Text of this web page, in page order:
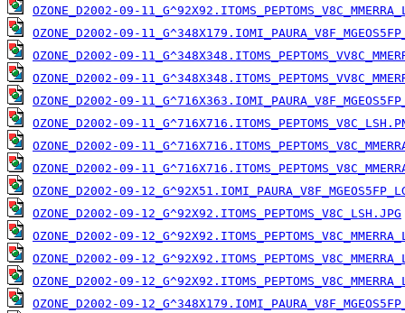
OZONE_D2002-09-
OZONE_D2002-09-
OZONE_D2002-09-
OZONE_D2002-09-
OZONE_D2002-09-
OZONE_D2002-09-
OZONE_D2002-09-
OZONE_D2002-09-
OZONE_D2002-09-
OZONE_D2002-09-12_G^92X92.ITOMS_PEPTOMS_V8C_LSH.JPG
OZONE_D2002-09-
OZONE_D2002-09-
OZONE_D2002-09-
OZONE_D2002-09-